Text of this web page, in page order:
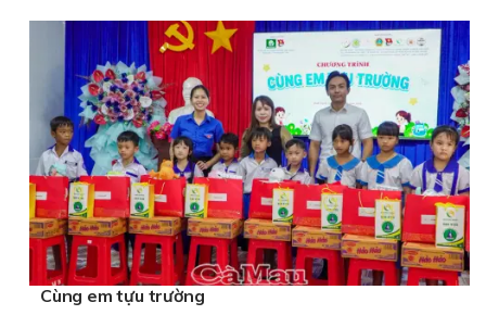
Cùng em tựu trường